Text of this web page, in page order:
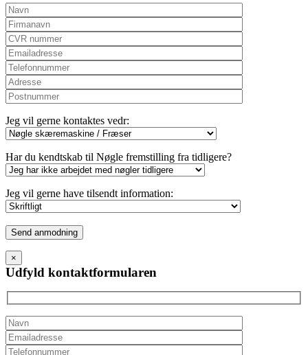
Jeg vil gerne kontaktes vedr:
Har du kendtskab til Nøgle fremstilling fra tidligere?
Jeg vil gerne have tilsendt information:
Please
leave
this
field
empty.
×
Udfyld kontaktformularen